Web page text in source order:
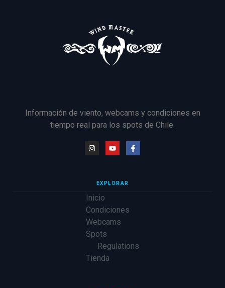
Información de viento, webcams y condiciones en
tiempo real para los spots de Chile.
EXPLORAR
Inicio
Condiciones
Webcams
Spots
Regulations
Tienda